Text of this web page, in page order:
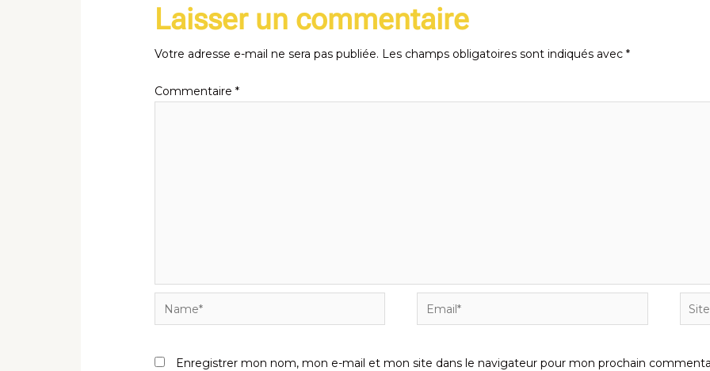
Laisser un commentaire
Votre adresse e-mail ne sera pas publiée. Les champs obligatoires sont indiqués avec*
Commentaire*
Name* Email*
Site
Enregistrer mon nom, mon e-mail et mon site dans le navigateur pour mon prochain